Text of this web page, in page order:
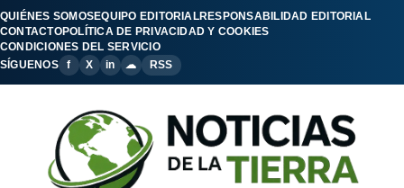
QUIÉNES SOMOSEQUIPO EDITORIALRESPONSABILIDAD EDITORIAL
CONTACTOPOLÍTICA DE PRIVACIDAD Y COOKIES
CONDICIONES DEL SERVICIO
SÍGUENOS
f X in ☁ RSS